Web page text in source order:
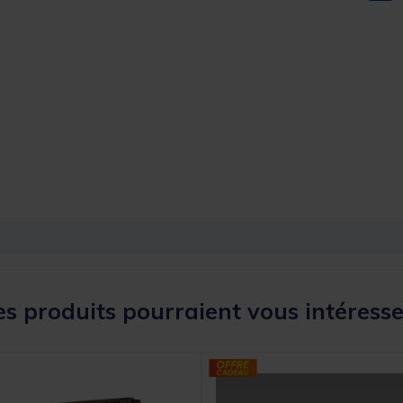
produits pourraient vous